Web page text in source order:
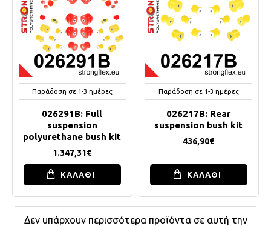
Παράδοση σε 1-3 ημέρες
026291B: Full
suspension
polyurethane bush kit
1.347,31€
ΚΑΛΑΘΙ
Παράδοση σε 1-3 ημέρες
026217B: Rear
suspension bush kit
436,90€
ΚΑΛΑΘΙ
Δεν υπάρχουν περισσότερα προϊόντα σε αυτή την